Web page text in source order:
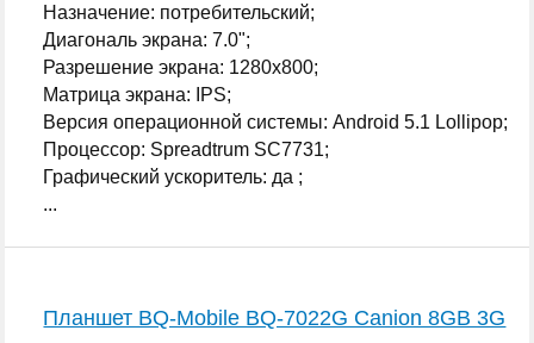
Назначение: потребительский;
Диагональ экрана: 7.0";
Разрешение экрана: 1280x800;
Матрица экрана: IPS;
Версия операционной системы: Android 5.1 Lollipop;
Процессор: Spreadtrum SC7731;
Графический ускоритель: да ;
...
Планшет BQ-Mobile BQ-7022G Canion 8GB 3G